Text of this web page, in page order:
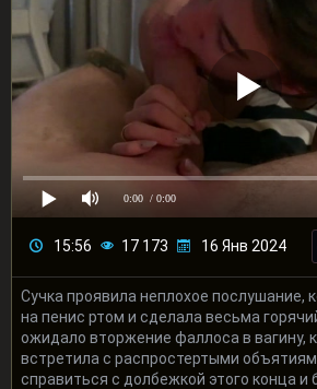
0:00 / 0:00
15:56 17 173 16 Янв 2024
Сучка проявила неплохое послушание,
на пенис ртом и сделала весьма
ожидало вторжение фаллоса в вагину,
встретила с распростертыми
справиться с долбежкой этого конца и